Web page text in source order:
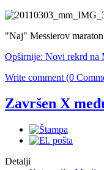
"Naj" Messierov
Opširnije: Novi rekrd na
Write comment (0
Završen X
Detalji